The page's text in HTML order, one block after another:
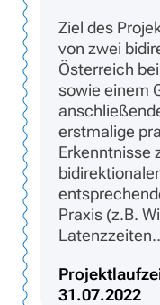
Ziel des
von zwei
Österreich
sowie einem
erstmalige
Erkenntnisse
Praxis (z.B.
31.07.2022